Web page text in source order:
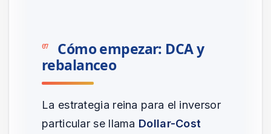
07
Cómo empezar: DCA y
rebalanceo
La estrategia reina para el inversor
particular se llama Dollar-Cost